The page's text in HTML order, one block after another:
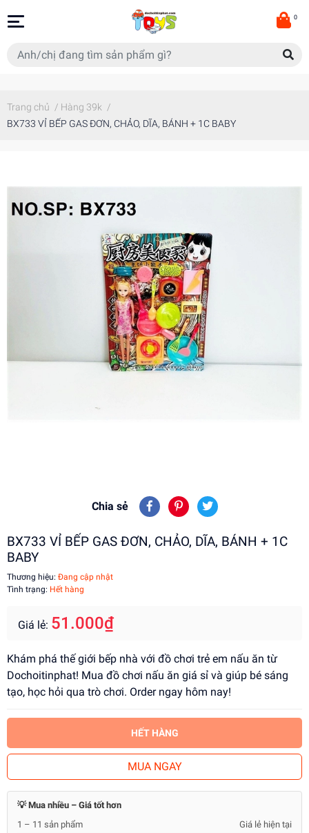
0
Trang chủ / Hàng 39k /
BX733 VỈ BẾP GAS ĐƠN, CHẢO, DĨA, BÁNH + 1C BABY
Chia sẻ
BX733 VỈ BẾP GAS ĐƠN, CHẢO, DĨA, BÁNH + 1C
BABY
Thương hiệu: Đang cập nhật
Tình trạng: Hết hàng
Giá lẻ: 51.000₫
Khám phá thế giới bếp nhà với đồ chơi trẻ em nấu ăn từ
Dochoitinphat! Mua đồ chơi nấu ăn giá sỉ và giúp bé sáng
tạo, học hỏi qua trò chơi. Order ngay hôm nay!
HẾT HÀNG
MUA NGAY
💡 Mua nhiều – Giá tốt hơn
1 – 11 sản phẩm
Giá lẻ hiện tại